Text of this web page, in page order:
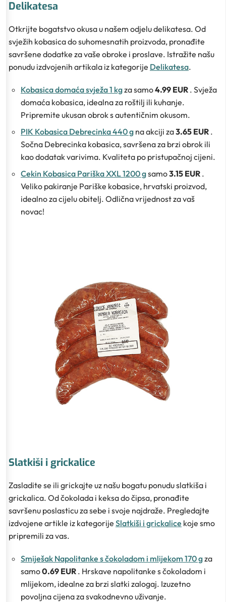
Delikatesa
Otkrijte bogatstvo okusa u našem odjelu delikatesa. Od
svježih kobasica do suhomesnatih proizvoda, pronađite
savršene dodatke za vaše obroke i proslave. Istražite našu
ponudu izdvojenih artikala iz kategorije Delikatesa.
Kobasica domaća svježa 1 kgza samo4.99 EUR . Svježa
domaća kobasica, idealna za roštilj ili kuhanje.
Pripremite ukusan obrok s autentičnim okusom.
PIK Kobasica Debrecinka 440 g na akciji za3.65 EUR .
Sočna Debrecinka kobasica, savršena za brzi obrok ili
kao dodatak varivima. Kvaliteta po pristupačnoj cijeni.
Cekin Kobasica Pariška XXL 1200 gsamo3.15 EUR .
Veliko pakiranje Pariške kobasice, hrvatski proizvod,
idealno za cijelu obitelj. Odlična vrijednost za vaš
novac!
Slatkiši i grickalice
Zasladite se ili grickajte uz našu bogatu ponudu slatkiša i
grickalica. Od čokolada i keksa do čipsa, pronađite
savršenu poslasticu za sebe i svoje najdraže. Pregledajte
izdvojene artikle iz kategorije Slatkiši i grickalice koje smo
pripremili za vas.
Smiješak Napolitanke s čokoladom i mlijekom 170 gza
samo0.69 EUR . Hrskave napolitanke s čokoladom i
mlijekom, idealne za brzi slatki zalogaj. Izuzetno
povoljna cijena za svakodnevno uživanje.